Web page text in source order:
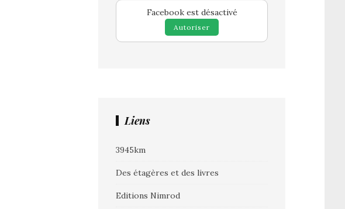
Facebook est désactivé
Autoriser
Liens
3945km
Des étagères et des livres
Editions Nimrod